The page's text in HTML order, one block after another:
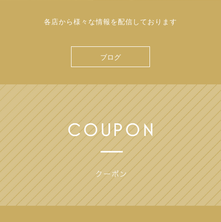
各店から様々な情報を配信しております
ブログ